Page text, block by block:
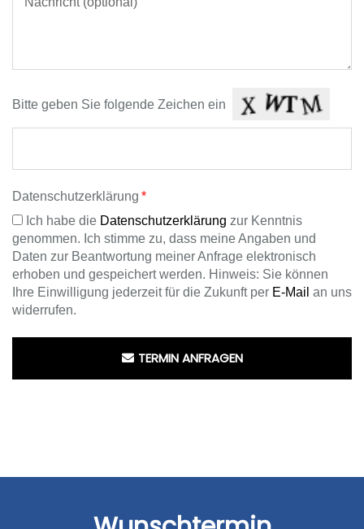
Bitte geben Sie folgende Zeichen ein
Datenschutzerklärung
Ich habe die Datenschutzerklärung zur Kenntnis
genommen. Ich stimme zu, dass meine Angaben und
Daten zur Beantwortung meiner Anfrage elektronisch
erhoben und gespeichert werden. Hinweis: Sie können
Ihre Einwilligung jederzeit für die Zukunft per E-Mail an uns
widerrufen.
TERMIN ANFRAGEN